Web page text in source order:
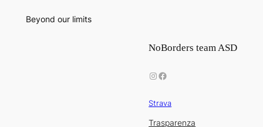
Beyond our limits
NoBorders team ASD
InstagramFacebook
Strava
Trasparenza